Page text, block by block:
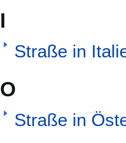
I
Straße in
O
Straße in